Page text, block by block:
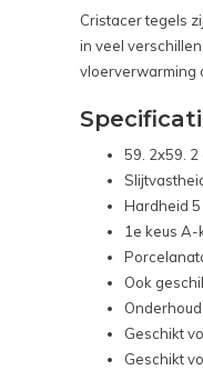
Cristacer tegels
in veel
vloerverwarming
59. 2x59. 2
Hardheid 5
1e keus
Ook
Geschikt
Geschikt